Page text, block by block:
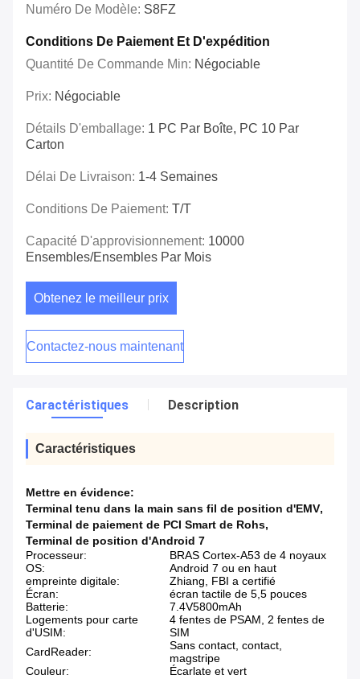
Numéro De Modèle: S8FZ
Conditions De Paiement Et D'expédition
Quantité De Commande Min: Négociable
Prix: Négociable
Détails D'emballage: 1 PC Par Boîte, PC 10 Par
Carton
Délai De Livraison: 1-4 Semaines
Conditions De Paiement: T/T
Capacité D'approvisionnement: 10000
Ensembles/ensembles Par Mois
Obtenez le meilleur prix
Contactez-nous maintenant
Caractéristiques Description
Caractéristiques
Mettre en évidence:
Terminal tenu dans la main sans fil de position d'EMV,
Terminal de paiement de PCI Smart de Rohs,
Terminal de position d'Android 7
Processeur:
BRAS Cortex-A53 de 4 noyaux
OS:
Android 7 ou en haut
empreinte digitale:
Zhiang, FBI a certifié
Écran:
écran tactile de 5,5 pouces
Batterie:
7.4V5800mAh
Logements pour carte
d'USIM:
4 fentes de PSAM, 2 fentes de
SIM
CardReader:
Sans contact, contact,
magstripe
Couleur:
Écarlate et vert